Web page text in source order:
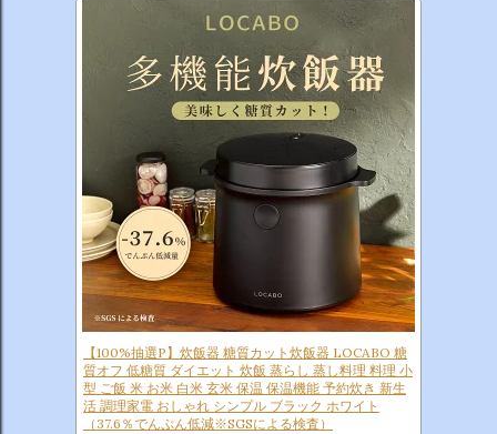
【100%抽選P】炊飯器 糖質カット炊飯器 LOCABO 糖
質オフ 低糖質 ダイエット 炊飯 蒸らし 蒸し料理 料理 小
型 ご飯 米 お米 白米 玄米 保温 保温機能 予約炊き 新生
活 調理家電 おしゃれ シンプル ブラック ホワイト
（37.6％でんぷん低減※SGSによる検査）